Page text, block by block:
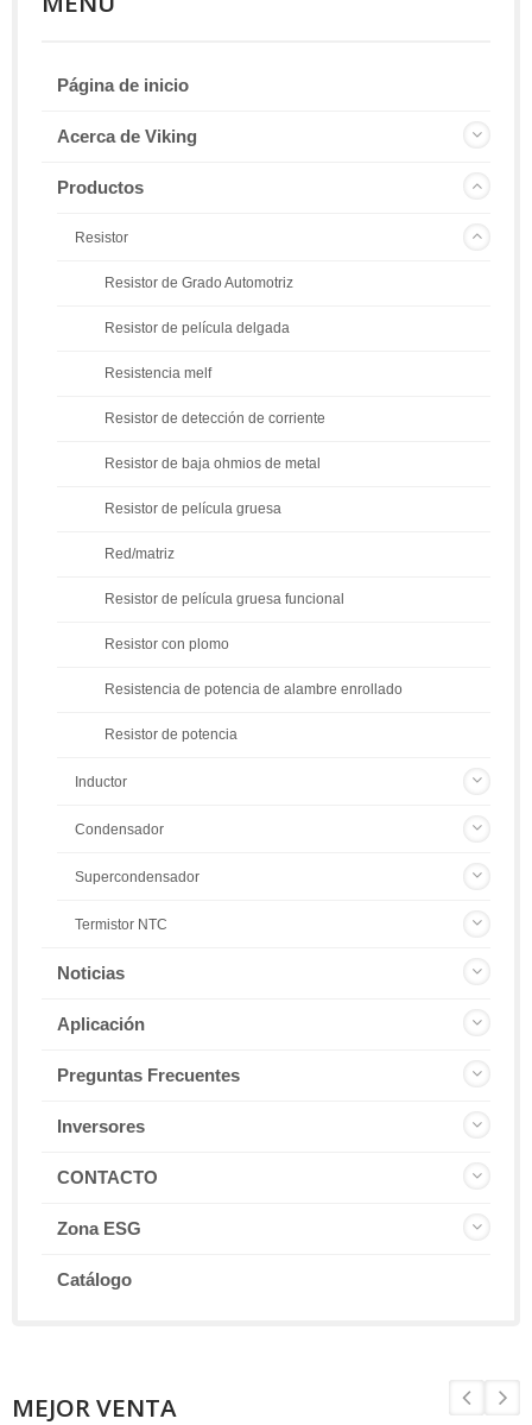
Página de inicio
Acerca de Viking
Productos
Resistor
Resistor de Grado Automotriz
Resistor de película delgada
Resistencia melf
Resistor de detección de corriente
Resistor de baja ohmios de metal
Resistor de película gruesa
Red/matriz
Resistor de película gruesa funcional
Resistor con plomo
Resistencia de potencia de alambre enrollado
Resistor de potencia
Inductor
Condensador
Supercondensador
Termistor NTC
Noticias
Aplicación
Preguntas Frecuentes
Inversores
CONTACTO
Zona ESG
Catálogo
MEJOR VENTA